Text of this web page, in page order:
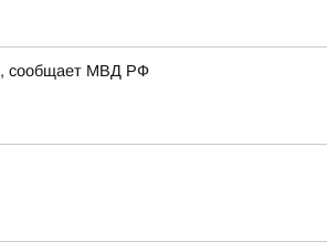
сообщает МВД РФ